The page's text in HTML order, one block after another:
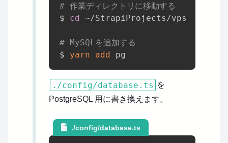
# 作業ディレクトリに移動する
$ cd ~/StrapiProjects/vps-
# MySQLを追加する
$ yarn add
./config/database.ts を
PostgreSQL 用に書き換えます。
./config/database.ts